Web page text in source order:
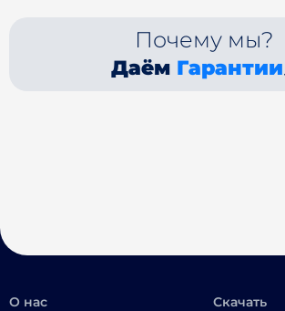
Почему мы?
Даём Гарантии
О нас Скачать